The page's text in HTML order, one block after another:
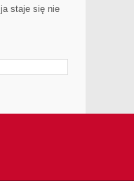
staje się nie